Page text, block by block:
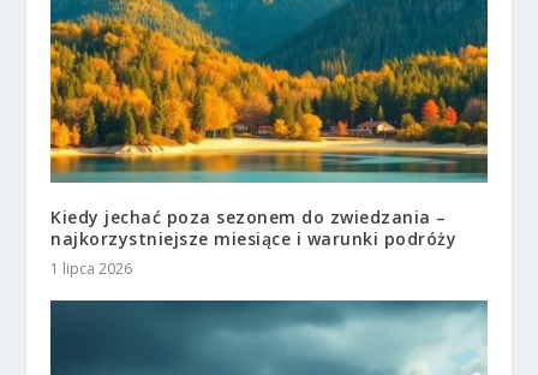
Kiedy jechać poza sezonem do zwiedzania –
najkorzystniejsze miesiące i warunki podróży
1 lipca 2026